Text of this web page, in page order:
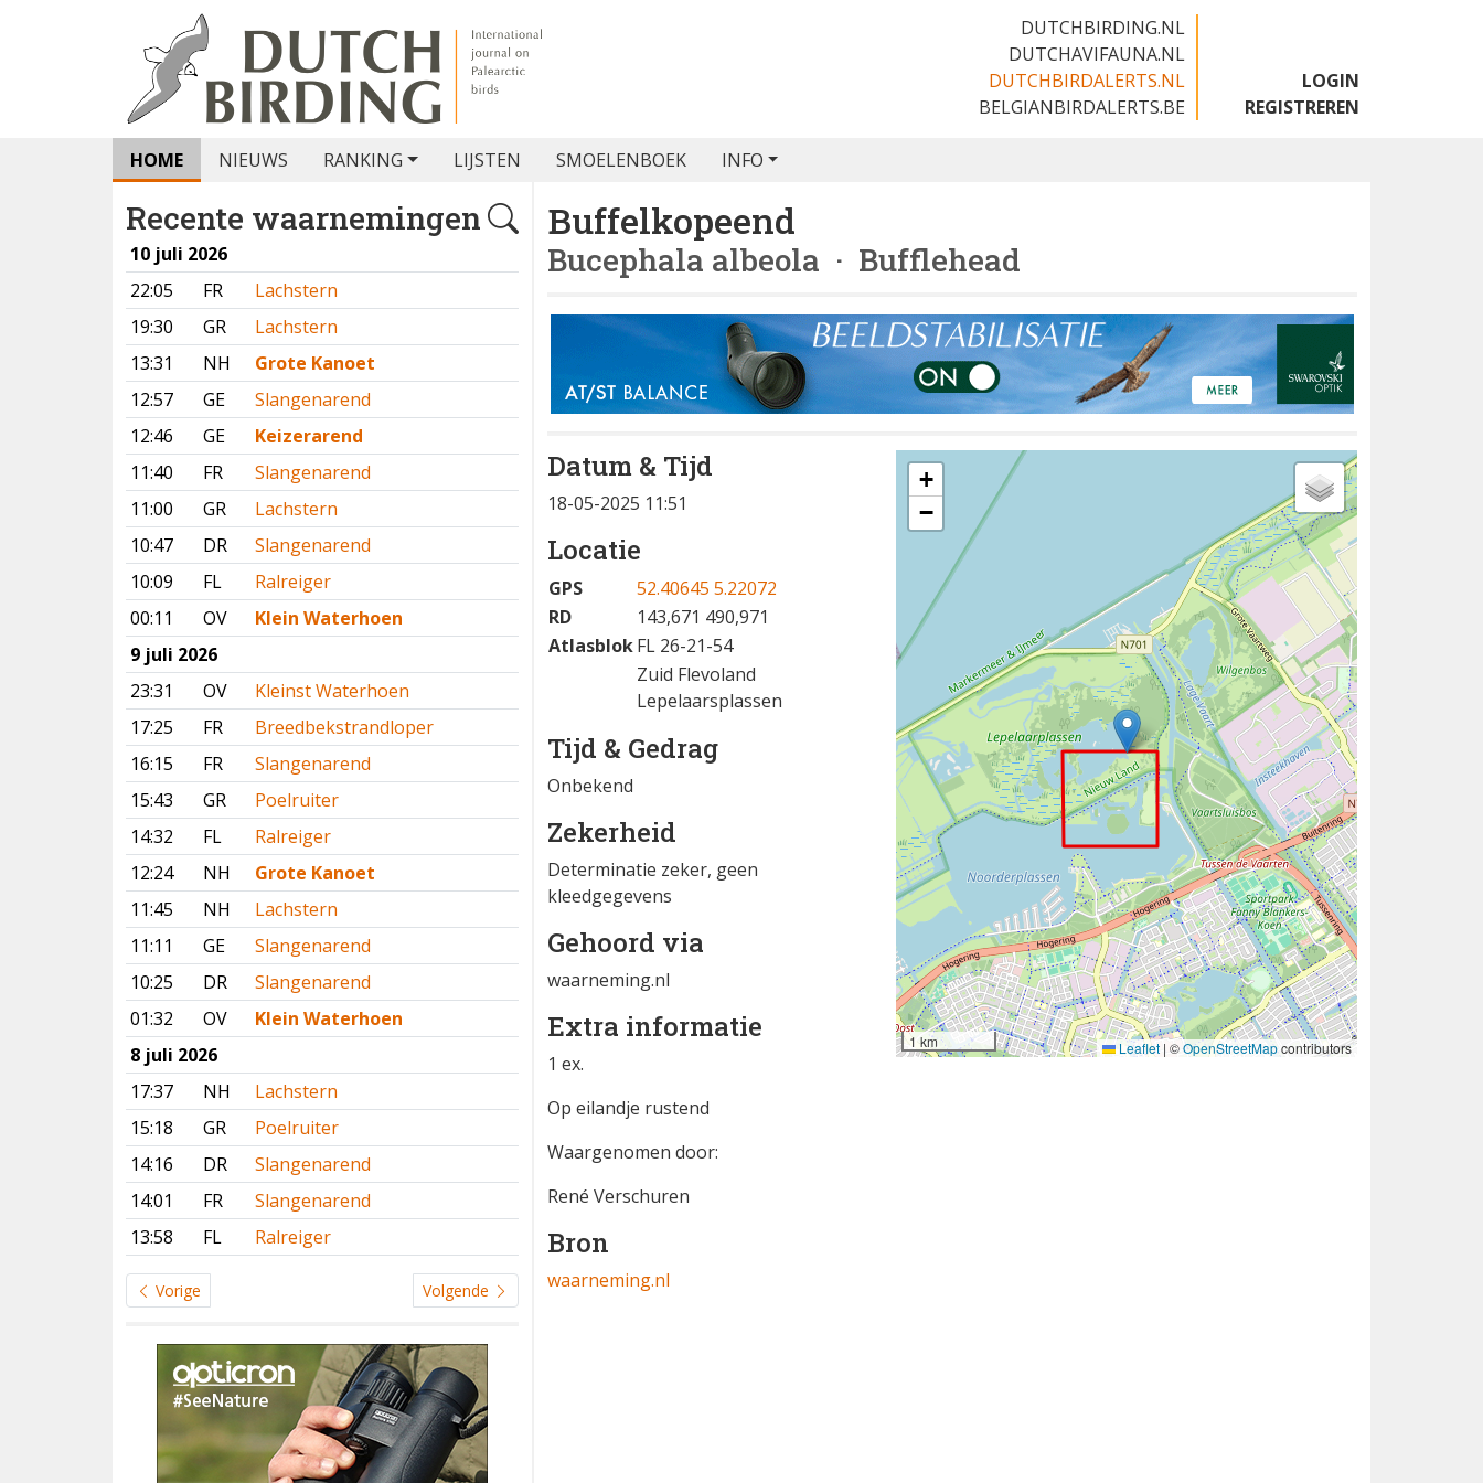
DUTCHBIRDING.NL
DUTCHAVIFAUNA.NL
DUTCHBIRDALERTS.NL
BELGIANBIRDALERTS.BE
LOGIN
REGISTREREN
HOME NIEUWS RANKING LIJSTEN SMOELENBOEK INFO
Recente waarnemingen
10 juli 2026
22:05
FR
Lachstern
19:30
GR
Lachstern
13:31
NH
Grote Kanoet
12:57
GE
Slangenarend
12:46
GE
Keizerarend
11:40
FR
Slangenarend
11:00
GR
Lachstern
10:47
DR
Slangenarend
10:09
FL
Ralreiger
00:11
OV
Klein Waterhoen
9 juli 2026
23:31
OV
Kleinst Waterhoen
17:25
FR
Breedbekstrandloper
16:15
FR
Slangenarend
15:43
GR
Poelruiter
14:32
FL
Ralreiger
12:24
NH
Grote Kanoet
11:45
NH
Lachstern
11:11
GE
Slangenarend
10:25
DR
Slangenarend
01:32
OV
Klein Waterhoen
8 juli 2026
17:37
NH
Lachstern
15:18
GR
Poelruiter
14:16
DR
Slangenarend
14:01
FR
Slangenarend
13:58
FL Ralreiger
Vorige Volgende
Buffelkopeend
Bucephala albeola · Bufflehead
Datum & Tijd
18-05-2025 11:51
Locatie
GPS
52.40645 5.22072
RD
143,671 490,971
AtlasblokFL 26-21-54
Zuid Flevoland
Lepelaarsplassen
Tijd & Gedrag
Onbekend
Zekerheid
Determinatie zeker, geen
kleedgegevens
Gehoord via
waarneming.nl
Extra informatie
1 ex.
Op eilandje rustend
Waargenomen door:
René Verschuren
Bron
waarneming.nl
+
−
1 km Leaflet | ©OpenStreetMapcontributors